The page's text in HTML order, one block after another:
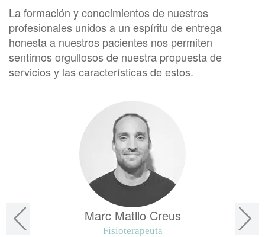
La formación y conocimientos de nuestros
profesionales unidos a un espíritu de entrega
honesta a nuestros pacientes nos permiten
sentirnos orgullosos de nuestra propuesta de
servicios y las características de estos.
Marc Matllo Creus
Fisioterapeuta